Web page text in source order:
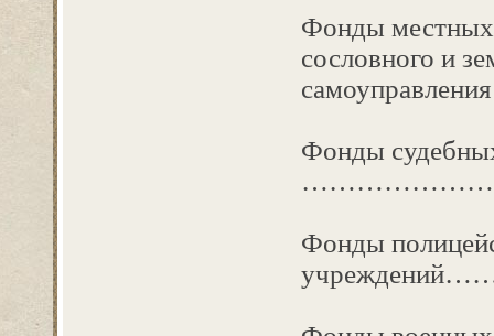
Фонды местных
сословного и
Фонды
Фонды